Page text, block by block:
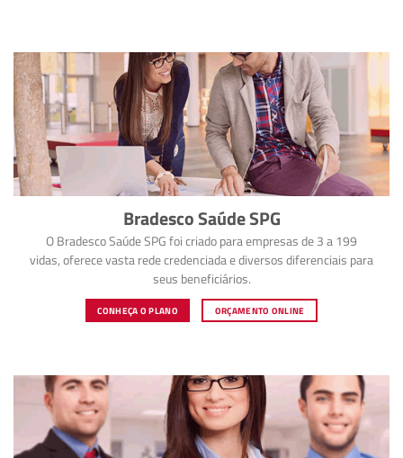
Bradesco Saúde SPG
O Bradesco Saúde SPG foi criado para empresas de 3 a 199
vidas, oferece vasta rede credenciada e diversos diferenciais para
seus beneficiários.
CONHEÇA O PLANO ORÇAMENTO ONLINE